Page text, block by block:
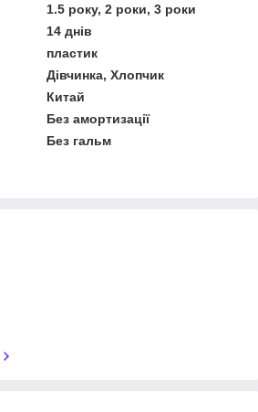
1.5 року, 2 роки, 3 роки
14 днів
пластик
Дівчинка, Хлопчик
Китай
Без амортизації
Без гальм